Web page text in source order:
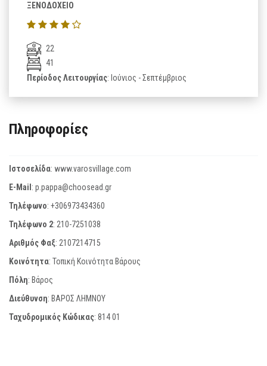
ΞΕΝΟΔΟΧΕΙΟ
22
41
Περίοδος Λειτουργίας: Ιούνιος - Σεπτέμβριος
Πληροφορίες
Ιστοσελίδα: www.varosvillage.com
E-Mail: p.pappa@choosead.gr
Τηλέφωνο: +306973434360
Τηλέφωνο 2: 210-7251038
Αριθμός Φαξ: 2107214715
Κοινότητα: Τοπική Κοινότητα Βάρους
Πόλη: Βάρος
Διεύθυνση: ΒΑΡΟΣ ΛΗΜΝΟΥ
Ταχυδρομικός Κώδικας: 814 01